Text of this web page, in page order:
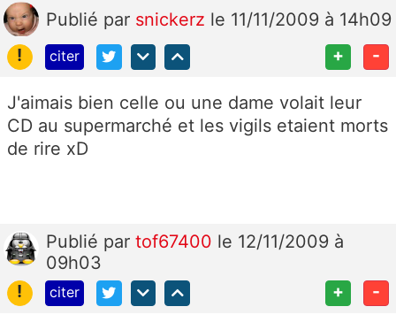
Publié par snickerz le 11/11/2009 à 14h09
!
citer + -
J'aimais bien celle ou une dame volait leur
CD au supermarché et les vigils etaient morts
de rire xD
Publié par tof67400 le 12/11/2009 à
09h03
!
citer + -